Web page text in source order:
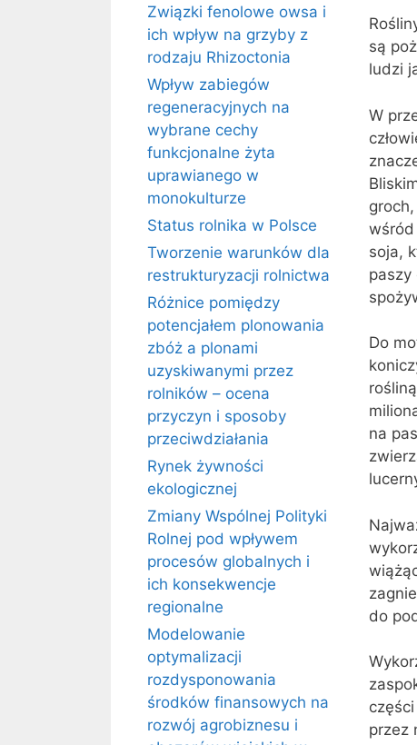
są
ludzi
W
wśród
soja,
paszy
Do
na
do
przez
Związki fenolowe owsa i
ich wpływ na grzyby z
rodzaju Rhizoctonia
Wpływ zabiegów
regeneracyjnych na
wybrane cechy
funkcjonalne żyta
uprawianego w
monokulturze
Status rolnika w Polsce
Tworzenie warunków dla
restrukturyzacji rolnictwa
Różnice pomiędzy
potencjałem plonowania
zbóż a plonami
uzyskiwanymi przez
rolników – ocena
przyczyn i sposoby
przeciwdziałania
Rynek żywności
ekologicznej
Zmiany Wspólnej Polityki
Rolnej pod wpływem
procesów globalnych i
ich konsekwencje
regionalne
Modelowanie
optymalizacji
rozdysponowania
środków finansowych na
rozwój agrobiznesu i